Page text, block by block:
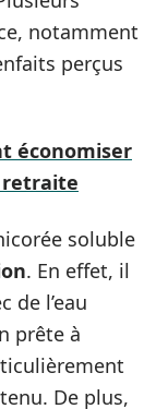
notamment
perçus
économiser
retraite
soluble
. En effet, il
de l’eau
prête à
De plus,